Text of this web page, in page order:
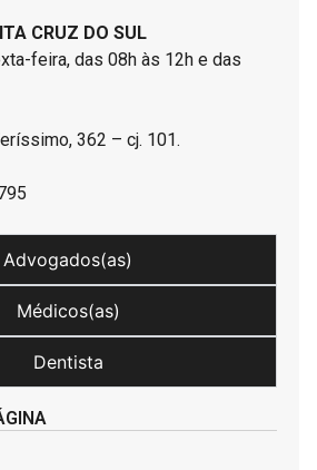
CRUZ DO SUL
feira, das 08h às 12h e das
362 – cj. 101.
Advogados(as)
Médicos(as)
Dentista